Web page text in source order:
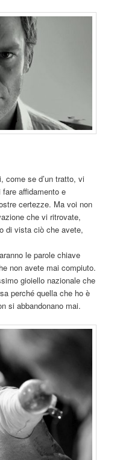
come se d’un tratto, vi
affidamento e
certezze. Ma voi non
che vi ritrovate,
di vista ciò che avete,
le parole chiave
non avete mai compiuto.
gioiello nazionale che
perché quella che ho è
si abbandonano mai.